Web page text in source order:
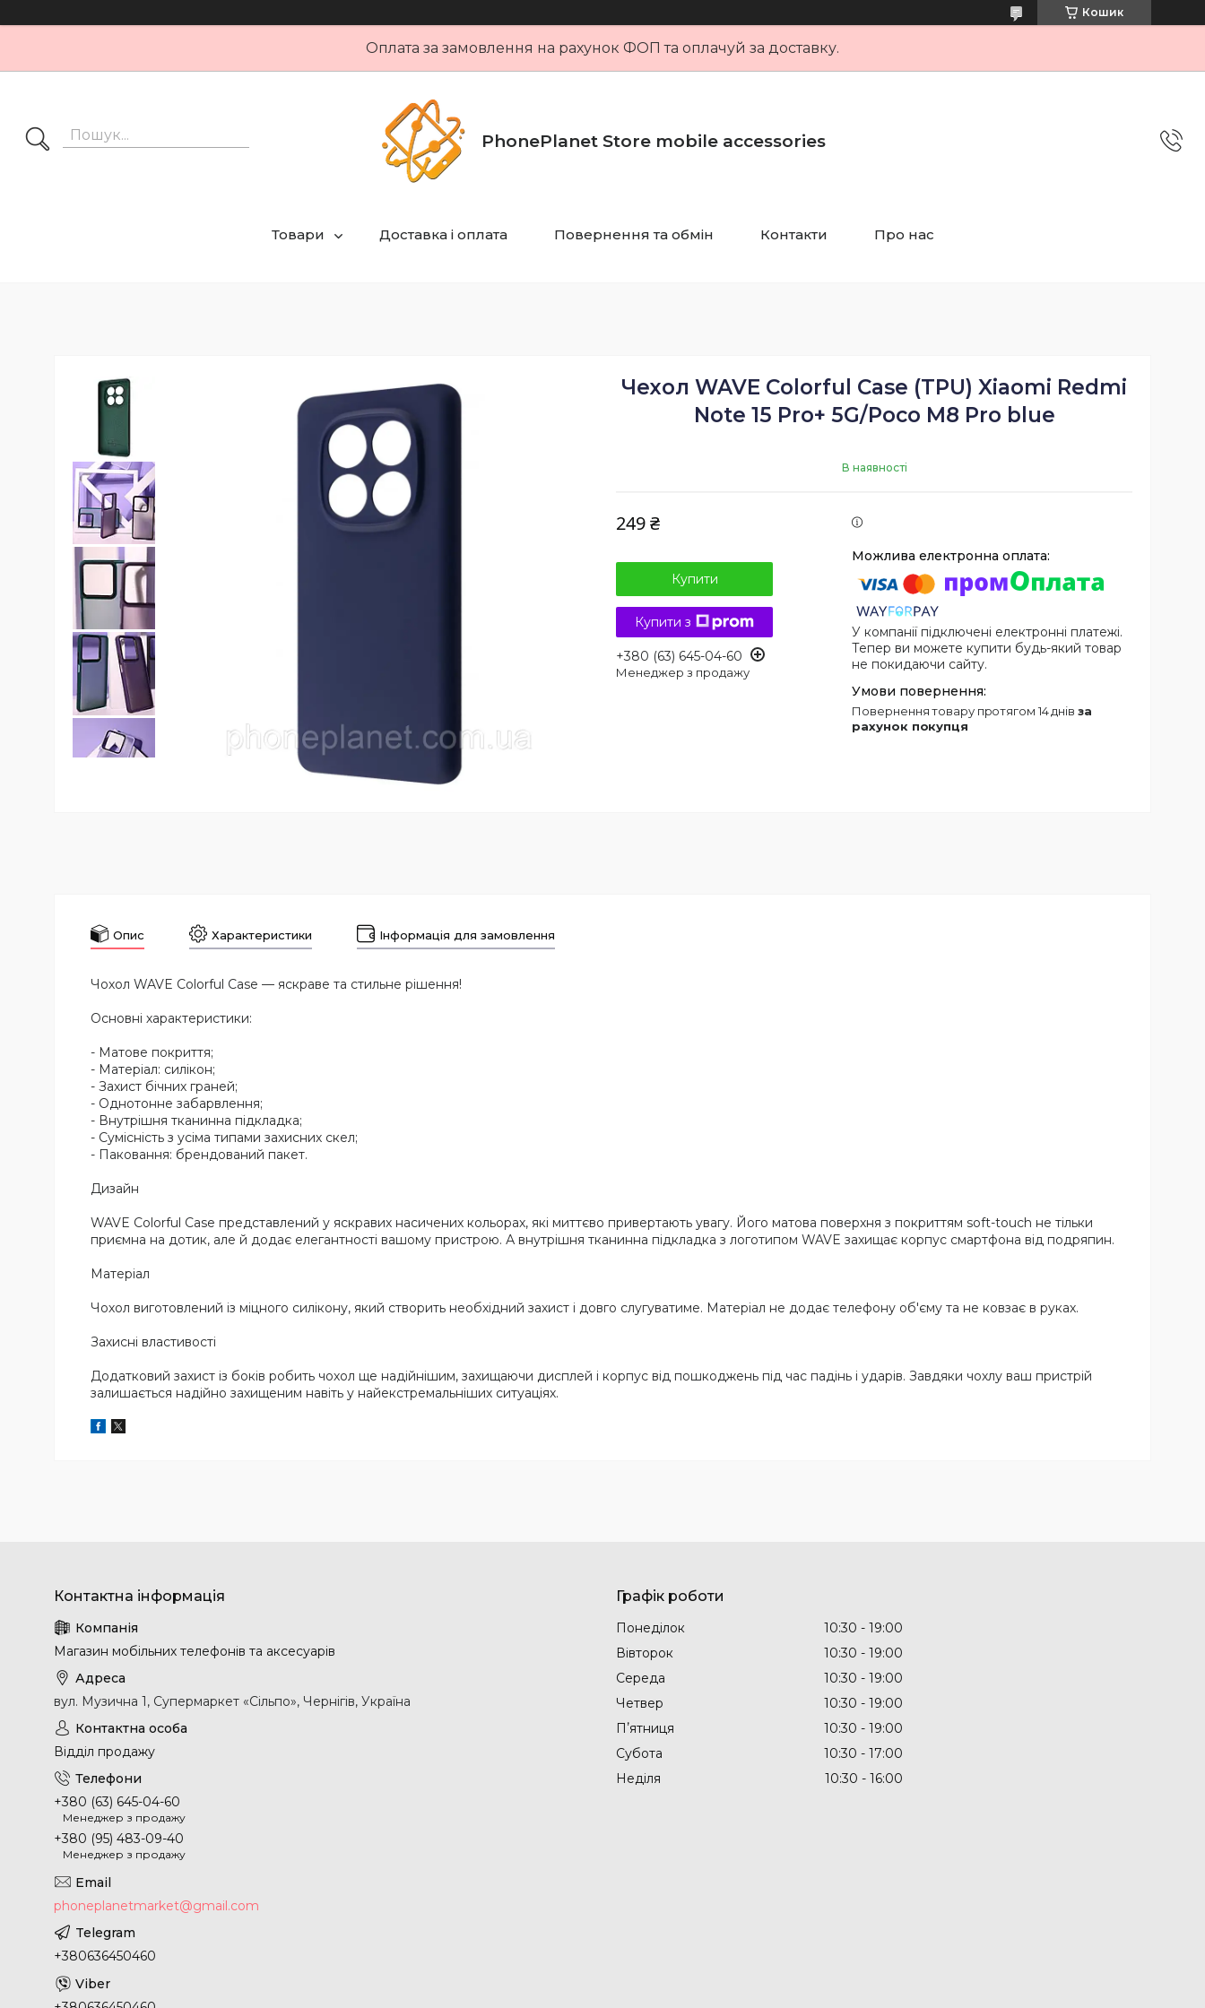
Кошик
Оплата за замовлення на рахунок ФОП та оплачуй за доставку.
PhonePlanet Store mobile accessories
Товари Доставка і оплата Повернення та обмін Контакти Про нас
Чехол WAVE Colorful Case (TPU) Xiaomi Redmi
Note 15 Pro+ 5G/Poco M8 Pro blue
В наявності
249 ₴
Купити
Купити з
+380 (63) 645-04-60
Менеджер з продажу
У компанії підключені електронні платежі.
Тепер ви можете купити будь-який товар
не покидаючи сайту.
повернення товару протягом 14 днів за
рахунок покупця
Опис Характеристики Інформація для замовлення
Чохол WAVE Colorful Case — яскраве та стильне рішення!
Основні характеристики:
- Матове покриття;
- Матеріал: силікон;
- Захист бічних граней;
- Однотонне забарвлення;
- Внутрішня тканинна підкладка;
- Сумісність з усіма типами захисних скел;
- Паковання: брендований пакет.
Дизайн
WAVE Colorful Case представлений у яскравих насичених кольорах, які миттєво привертають увагу. Його матова поверхня з покриттям soft-touch не тільки
приємна на дотик, але й додає елегантності вашому пристрою. А внутрішня тканинна підкладка з логотипом WAVE захищає корпус смартфона від подряпин.
Матеріал
Чохол виготовлений із міцного силікону, який створить необхідний захист і довго слугуватиме. Матеріал не додає телефону об'єму та не ковзає в руках.
Захисні властивості
Додатковий захист із боків робить чохол ще надійнішим, захищаючи дисплей і корпус від пошкоджень під час падінь і ударів. Завдяки чохлу ваш пристрій
залишається надійно захищеним навіть у найекстремальніших ситуаціях.
Магазин мобільних телефонів та аксесуарів
вул. Музична 1, Супермаркет «Сільпо», Чернігів, Україна
Відділ продажу
+380 (63) 645-04-60
Менеджер з продажу
+380 (95) 483-09-40
Менеджер з продажу
phoneplanetmarket@gmail.com
+380636450460
Графік роботи
Понеділок 10:30
19:00
Вівторок
10:30
19:00
Середа
10:30
19:00
Четвер
10:30
19:00
Пʼятниця
10:30
19:00
Субота
10:30
17:00
Неділя
10:30 16:00